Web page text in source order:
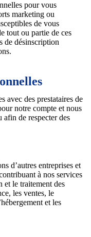
pour vous
marketing ou
de vous
tout ou partie de ces
de désinscription
avec des prestataires de
notre compte et nous
afin de respecter des
d’autres entreprises et
à nos services
et le traitement des
les ventes, le
et les